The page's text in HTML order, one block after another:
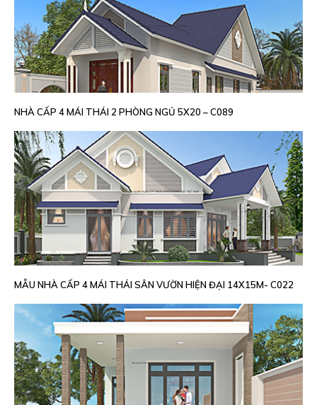
NHÀ CẤP 4 MÁI THÁI 2 PHÒNG NGỦ 5X20 – C089
MẪU NHÀ CẤP 4 MÁI THÁI SÂN VƯỜN HIỆN ĐẠI 14X15M- C022